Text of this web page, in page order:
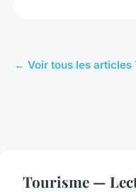
← Voir tous les articles
Tourisme —